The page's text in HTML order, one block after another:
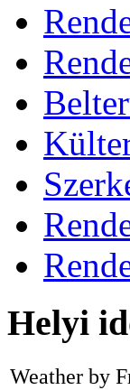
Helyi
Weather by